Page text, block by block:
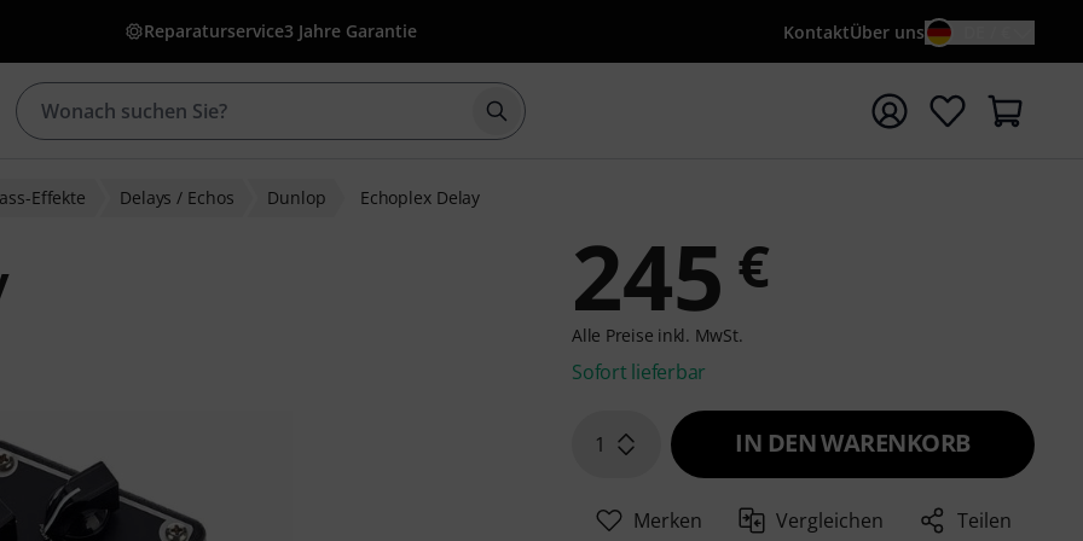
Reparaturservice3 Jahre Garantie KontaktÜber uns
Suche mit Suchwort {searchTerm} starten
Effekte Delays / Echos Dunlop Echoplex Delay
245 €
Alle Preise inkl. MwSt.
Sofort lieferbar
1 IN DEN WARENKORB
Merken Vergleichen Teilen